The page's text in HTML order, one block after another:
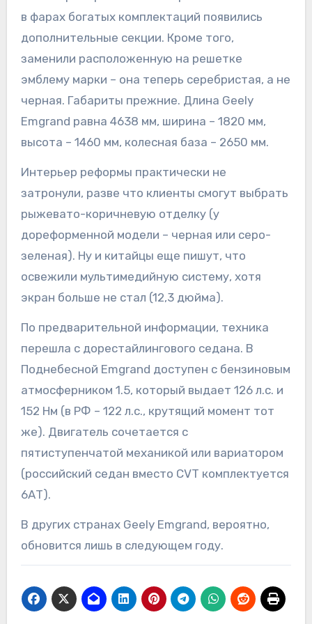
в фарах богатых комплектаций появились
дополнительные секции. Кроме того,
заменили расположенную на решетке
эмблему марки – она теперь серебристая, а не
черная. Габариты прежние. Длина Geely
Emgrand равна 4638 мм, ширина – 1820 мм,
высота – 1460 мм, колесная база – 2650 мм.
Интерьер реформы практически не
затронули, разве что клиенты смогут выбрать
рыжевато-коричневую отделку (у
дореформенной модели – черная или серо-
зеленая). Ну и китайцы еще пишут, что
освежили мультимедийную систему, хотя
экран больше не стал (12,3 дюйма).
По предварительной информации, техника
перешла с дорестайлингового седана. В
Поднебесной Emgrand доступен с бензиновым
атмосферником 1.5, который выдает 126 л.с. и
152 Нм (в РФ – 122 л.с., крутящий момент тот
же). Двигатель сочетается с
пятиступенчатой механикой или вариатором
(российский седан вместо CVT комплектуется
6АТ).
В других странах Geely Emgrand, вероятно,
обновится лишь в следующем году.